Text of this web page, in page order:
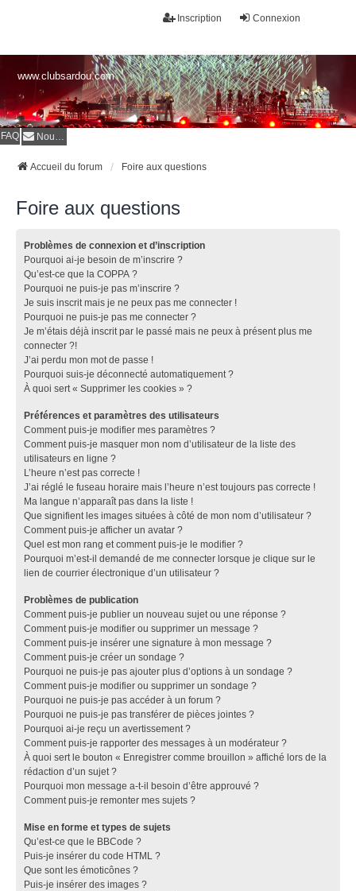
Connexion
Inscription
www.clubsardou.com
FAQ Nous contacter
Accueil du forum Foire aux questions
Foire aux questions
Problèmes de connexion et d’inscription
Pourquoi ai-je besoin de m’inscrire ?
Qu’est-ce que la COPPA ?
Pourquoi ne puis-je pas m’inscrire ?
Je suis inscrit mais je ne peux pas me connecter !
Pourquoi ne puis-je pas me connecter ?
Je m’étais déjà inscrit par le passé mais ne peux à présent plus me
connecter ?!
J’ai perdu mon mot de passe !
Pourquoi suis-je déconnecté automatiquement ?
À quoi sert « Supprimer les cookies » ?
Préférences et paramètres des utilisateurs
Comment puis-je modifier mes paramètres ?
Comment puis-je masquer mon nom d’utilisateur de la liste des
utilisateurs en ligne ?
L’heure n’est pas correcte !
J’ai réglé le fuseau horaire mais l’heure n’est toujours pas correcte !
Ma langue n’apparaît pas dans la liste !
Que signifient les images situées à côté de mon nom d’utilisateur ?
Comment puis-je afficher un avatar ?
Quel est mon rang et comment puis-je le modifier ?
Pourquoi m’est-il demandé de me connecter lorsque je clique sur le
lien de courrier électronique d’un utilisateur ?
Problèmes de publication
Comment puis-je publier un nouveau sujet ou une réponse ?
Comment puis-je modifier ou supprimer un message ?
Comment puis-je insérer une signature à mon message ?
Comment puis-je créer un sondage ?
Pourquoi ne puis-je pas ajouter plus d’options à un sondage ?
Comment puis-je modifier ou supprimer un sondage ?
Pourquoi ne puis-je pas accéder à un forum ?
Pourquoi ne puis-je pas transférer de pièces jointes ?
Pourquoi ai-je reçu un avertissement ?
Comment puis-je rapporter des messages à un modérateur ?
À quoi sert le bouton « Enregistrer comme brouillon » affiché lors de la
rédaction d’un sujet ?
Pourquoi mon message a-t-il besoin d’être approuvé ?
Comment puis-je remonter mes sujets ?
Mise en forme et types de sujets
Qu’est-ce que le BBCode ?
Puis-je insérer du code HTML ?
Que sont les émoticônes ?
Puis-je insérer des images ?